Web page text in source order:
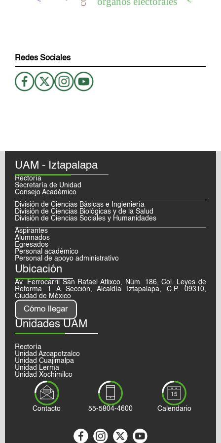
Redes Sociales
UAM - Iztapalapa
Rectoría
Secretaría de Unidad
Consejo Académico
División de Ciencias Básicas e Ingieniería
División de Ciencias Biológicas y de la Salud
División de Ciencias Sociales y Humanidades
Aspirantes
Alumnados
Egresados
Personal académico
Personal de apoyo administrativo
Ubicación
Av. Ferrocarril San Rafael Atlixco, Núm. 186, Col. Leyes de
Reforma 1 A Sección, Alcaldía Iztapalapa, C.P. 09310,
Ciudad de México
Cómo llegar
Unidades UAM
Rectoría
Unidad Azcapotzalco
Unidad Cuajimalpa
Unidad Lerma
Unidad Xochimilco
Contacto 55-5804-4600 Calendario